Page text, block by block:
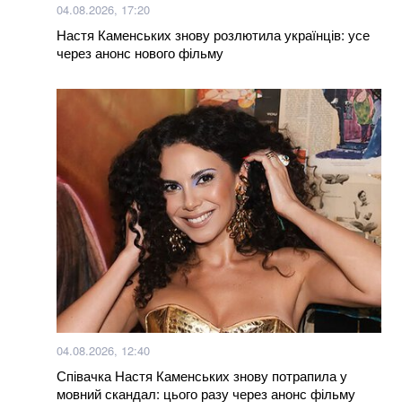
04.08.2026, 17:20
Настя Каменських знову розлютила українців: усе
через анонс нового фільму
04.08.2026, 12:40
Співачка Настя Каменських знову потрапила у
мовний скандал: цього разу через анонс фільму